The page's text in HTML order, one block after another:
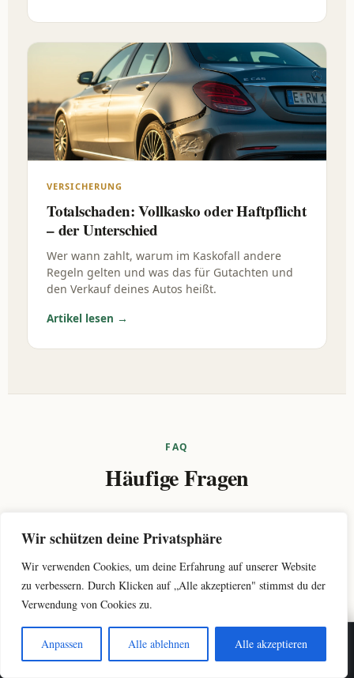
Wir schützen deine Privatsphäre
Wir verwenden Cookies, um deine Erfahrung auf unserer Website
zu verbessern. Durch Klicken auf „Alle akzeptieren" stimmst du der
Verwendung von Cookies zu.
Anpassen Alle ablehnen Alle akzeptieren
VERSICHERUNG
Totalschaden: Vollkasko oder Haftpflicht
– der Unterschied
Wer wann zahlt, warum im Kaskofall andere
Regeln gelten und was das für Gutachten und
den Verkauf deines Autos heißt.
Artikel lesen →
FAQ
Häufige Fragen
Was kostet ein Kfz-Gutachter ungefähr?
Es gibt keinen Festpreis – das Honorar richtet sich nach
der Schadenshöhe. Als grobe Orientierung liegt das
€ (ca. 500 € Schaden), rund 374 € (ca. 1.000 €) bis rund
Wer zahlt den Kfz-Gutachter nach einem
Unfall?
Beim unverschuldeten Unfall trägt diegegnerische Kfz-
☎ Anrufen Restwert prüfen